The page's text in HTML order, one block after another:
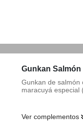
Gunkan Salmón
Gunkan de salmón
maracuyá especial
Ver complementos